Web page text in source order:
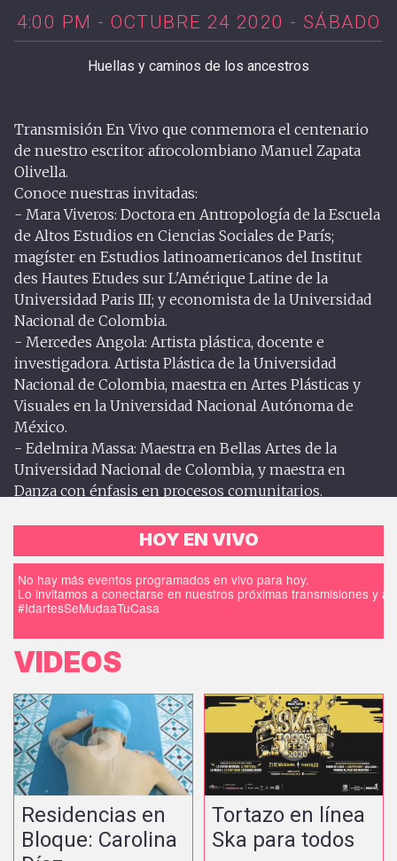
4:00 PM - OCTUBRE 24 2020 - SÁBADO
Huellas y caminos de los ancestros
Transmisión En Vivo que conmemora el centenario
de nuestro escritor afrocolombiano Manuel Zapata
Olivella.
Conoce nuestras invitadas:
- Mara Viveros: Doctora en Antropología de la Escuela
de Altos Estudios en Ciencias Sociales de París;
magíster en Estudios latinoamericanos del Institut
des Hautes Etudes sur L'Amérique Latine de la
Universidad Paris III; y economista de la Universidad
Nacional de Colombia.
- Mercedes Angola: Artista plástica, docente e
investigadora. Artista Plástica de la Universidad
Nacional de Colombia, maestra en Artes Plásticas y
Visuales en la Universidad Nacional Autónoma de
México.
- Edelmira Massa: Maestra en Bellas Artes de la
Universidad Nacional de Colombia, y maestra en
Danza con énfasis en procesos comunitarios.
HOY EN VIVO
No hay más eventos programados en vivo para hoy.
Lo invitamos a conectarse en nuestros próximas transmisiones y
#IdartesSeMudaaTuCasa
VIDEOS
Residencias en
Bloque: Carolina
Tortazo en línea
Ska para todos